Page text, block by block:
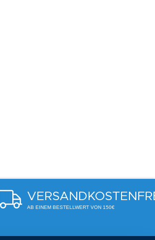
AB EINEM BESTELLWERT VON 150€